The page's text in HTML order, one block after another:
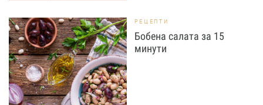
РЕЦЕПТИ
Бобена салата за 15
минути